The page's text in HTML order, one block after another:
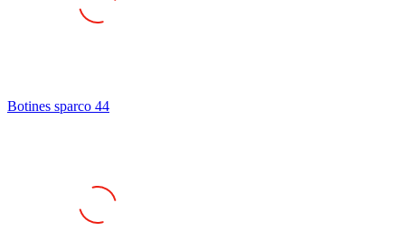
Botines sparco 44